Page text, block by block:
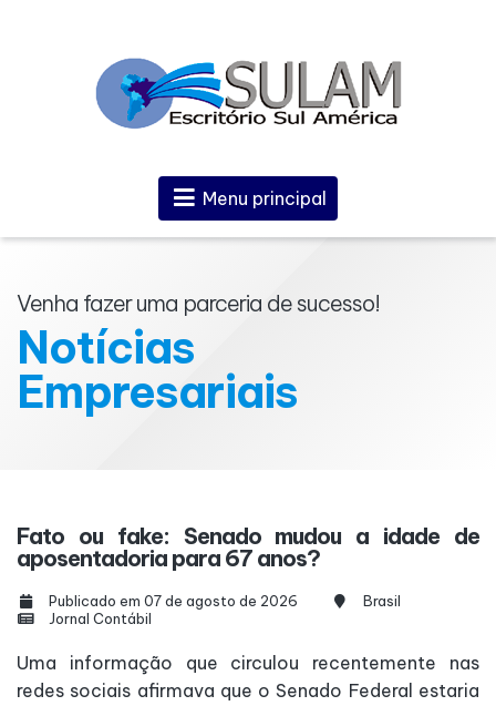
Menu principal
Venha fazer uma parceria de sucesso!
Notícias
Empresariais
Fato ou fake: Senado mudou a idade de
aposentadoria para 67 anos?
Publicado em 07 de agosto de 2026
Brasil
Jornal Contábil
Uma informação que circulou recentemente nas
redes sociais afirmava que o Senado Federal estaria